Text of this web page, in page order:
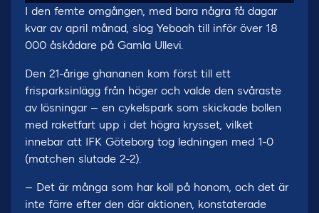
I den femte omgången, med bara några få dagar
kvar av april månad, slog Yeboah till inför över 18
000 åskådare på Gamla Ullevi.
Den 21-årige ghananen kom först till ett
frisparksinlägg från höger och valde den svåraste
av lösningar – en cykelspark som skickade bollen
med raketfart upp i det högra krysset, vilket
innebar att IFK Göteborg tog ledningen med 1-0
(matchen slutade 2-2).
– Det är många som har koll på honom, och det är
inte färre efter den där aktionen, konstaterade